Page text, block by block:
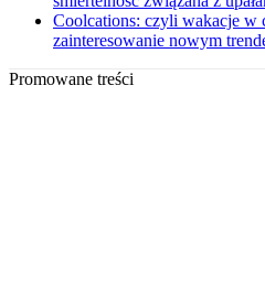
Coolcations: czyli wakacje w
zainteresowanie nowym
Promowane treści